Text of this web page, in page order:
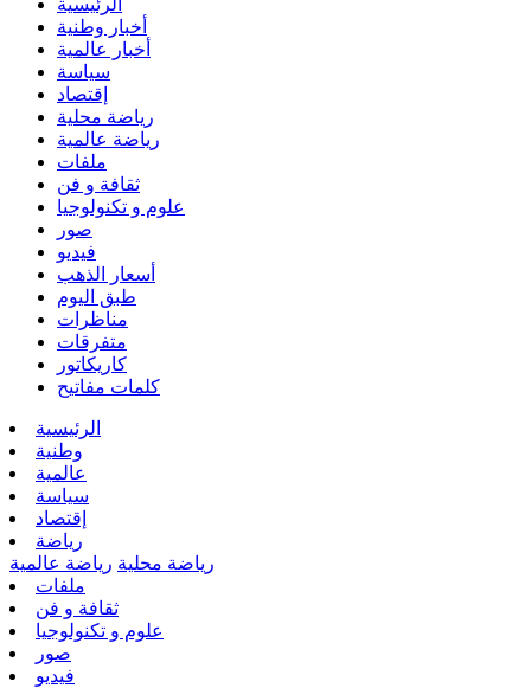
الرئيسية
أخبار وطنية
أخبار عالمية
سياسة
إقتصاد
رياضة محلية
رياضة عالمية
ملفات
ثقافة و فن
علوم و تكنولوجيا
صور
فيديو
أسعار الذهب
طبق اليوم
مناظرات
متفرقات
كاريكاتور
كلمات مفاتيح
الرئيسية
وطنية
عالمية
سياسة
إقتصاد
رياضة
رياضة محلية رياضة عالمية
ملفات
ثقافة و فن
علوم و تكنولوجيا
صور
فيديو